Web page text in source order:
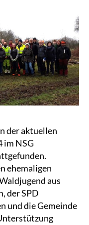
der aktuellen
im NSG
ehemaligen
aus
der SPD
und die Gemeinde